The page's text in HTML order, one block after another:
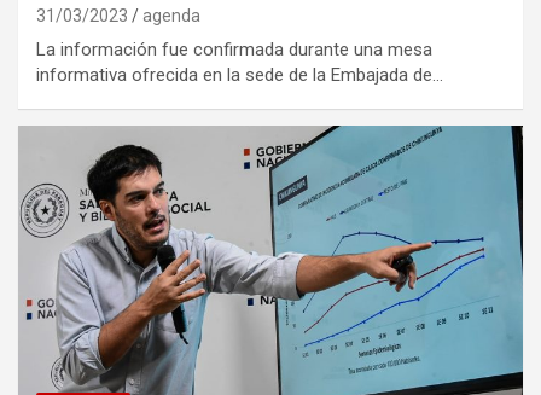
31/03/2023 agenda
La información fue confirmada durante una mesa
informativa ofrecida en la sede de la Embajada de…